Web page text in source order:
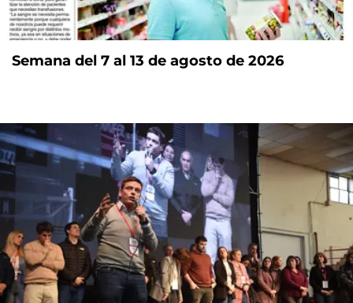
Semana del 7 al 13 de agosto de 2026